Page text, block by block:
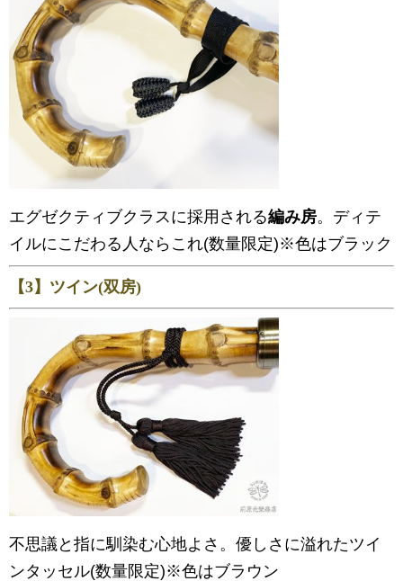
エグゼクティブクラスに採用される編み房。ディテ
イルにこだわる人ならこれ(数量限定)※色はブラック
【3】ツイン(双房)
不思議と指に馴染む心地よさ。優しさに溢れたツイ
ンタッセル(数量限定)※色はブラウン